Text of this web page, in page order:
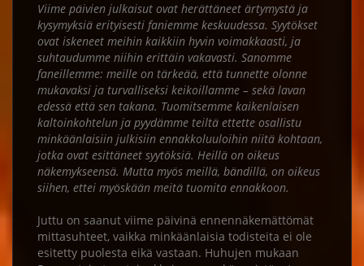
Viime päivien julkaisut ovat herättäneet ärtymystä ja
kysymyksiä erityisesti faniemme keskuudessa. Syytökset
ovat iskeneet meihin kaikkiin hyvin voimakkaasti, ja
suhtaudumme niihin erittäin vakavasti. Sanomme
faneillemme: meille on tärkeää, että tunnette olonne
mukavaksi ja turvalliseksi keikoillamme – sekä lavan
edessä että sen takana. Tuomitsemme kaikenlaisen
kaltoinkohtelun ja pyydämme teiltä ettette osallistu
minkäänlaisiin julkisiin ennakkoluuloihin niitä kohtaan,
jotka ovat esittäneet syytöksiä. Heillä on oikeus
näkemykseensä. Mutta myös meillä, bändillä, on oikeus
siihen, ettei myöskään meitä tuomita ennakkoon.
Juttu on saanut viime päivinä ennennäkemättömät
mittasuhteet, vaikka minkäänlaisia todisteita ei ole
esitetty puolesta eikä vastaan. Huhujen mukaan